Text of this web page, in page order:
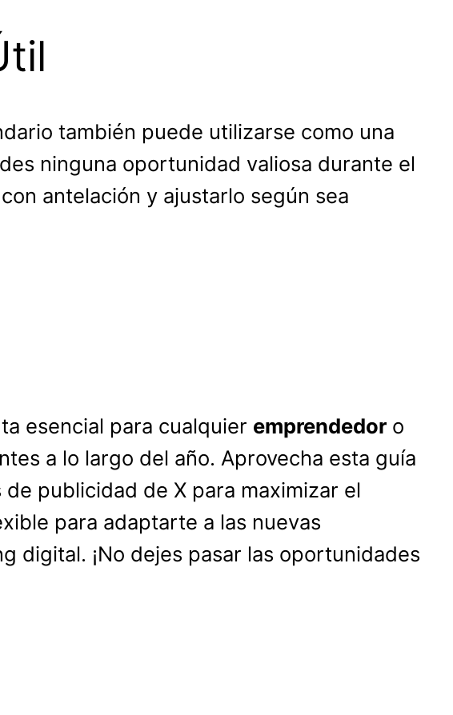
también puede utilizarse como una
ninguna oportunidad valiosa durante el
antelación y ajustarlo según sea
esencial para cualquier emprendedor o
a lo largo del año. Aprovecha esta guía
publicidad de X para maximizar el
para adaptarte a las nuevas
digital. ¡No dejes pasar las oportunidades